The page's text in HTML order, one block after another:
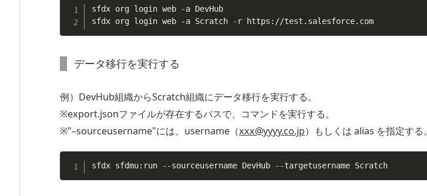
sfdx org login web -a DevHub
sfdx org login web
-a Scratch -r https://test.salesforce.com
データ移行を実行する
例）DevHub組織からScratch組織にデータ移行を実行する。
※export.jsonファイルが存在するパスで、コマンドを実行する。
※"–sourceusername"には、username（xxx@yyyy.co.jp）もしくは alias を指定する。
sfdx sfdmu:run --sourceusername DevHub --targetusername Scratch